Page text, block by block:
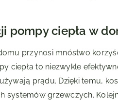
pompy ciepła w
przynosi mnóstwo
ciepła to niezwykle
prądu. Dzięki temu,
systemów grzewczych.